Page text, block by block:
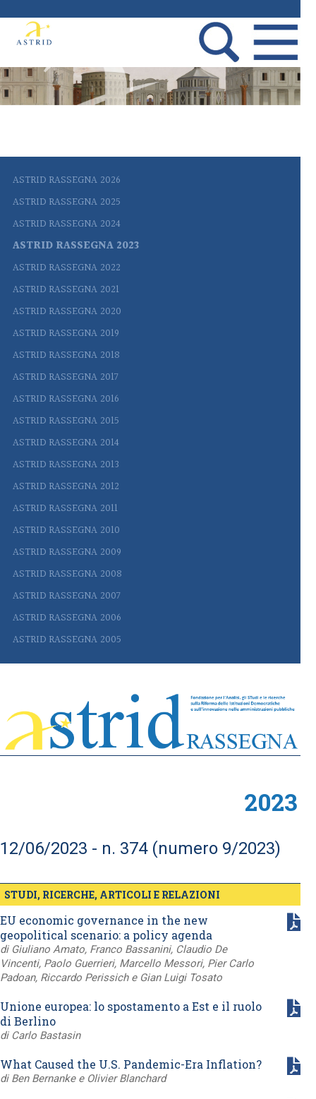
ASTRID RASSEGNA 2026
ASTRID RASSEGNA 2025
ASTRID RASSEGNA 2024
ASTRID RASSEGNA 2023
ASTRID RASSEGNA 2022
ASTRID RASSEGNA 2021
ASTRID RASSEGNA 2020
ASTRID RASSEGNA 2019
ASTRID RASSEGNA 2018
ASTRID RASSEGNA 2017
ASTRID RASSEGNA 2016
ASTRID RASSEGNA 2015
ASTRID RASSEGNA 2014
ASTRID RASSEGNA 2013
ASTRID RASSEGNA 2012
ASTRID RASSEGNA 2011
ASTRID RASSEGNA 2010
ASTRID RASSEGNA 2009
ASTRID RASSEGNA 2008
ASTRID RASSEGNA 2007
ASTRID RASSEGNA 2006
ASTRID RASSEGNA 2005
2023
12/06/2023 - n. 374 (numero 9/2023)
STUDI, RICERCHE, ARTICOLI E RELAZIONI
EU economic governance in the new
geopolitical scenario: a policy agenda
di Giuliano Amato, Franco Bassanini, Claudio De
Vincenti, Paolo Guerrieri, Marcello Messori, Pier Carlo
Padoan, Riccardo Perissich e Gian Luigi Tosato
Unione europea: lo spostamento a Est e il ruolo
di Berlino
di Carlo Bastasin
What Caused the U.S. Pandemic-Era Inflation?
di Ben Bernanke e Olivier Blanchard